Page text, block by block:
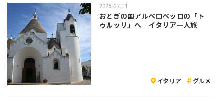
2026.07.11
おとぎの国アルベロベッロの「ト
ゥルッリ」へ｜イタリア一人旅
イタリア グルメ